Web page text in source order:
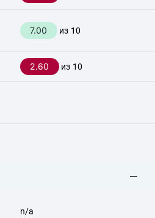
7.00 из 10
2.60 из 10
n/a